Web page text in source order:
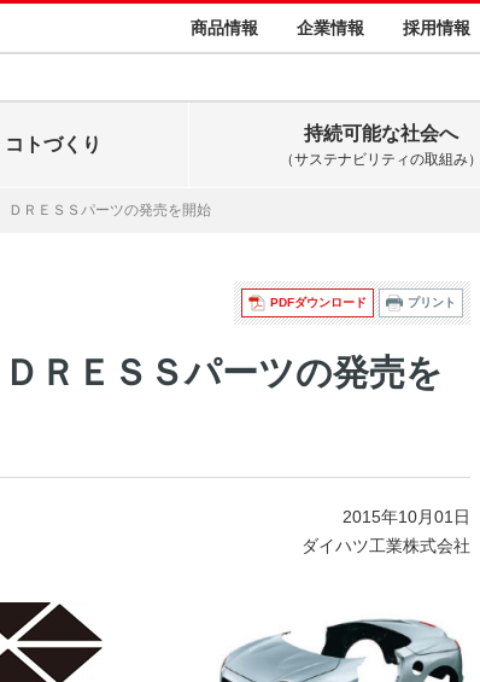
商品情報 企業情報 採用情報
トづくり
持続可能な社会へ
（サステナビリティの取組み）
ＤＲＥＳＳパーツの発売を開始
PDFダウンロード プリント
ＲＥＳＳパーツの発売を
2015年10月01日
ダイハツ工業株式会社